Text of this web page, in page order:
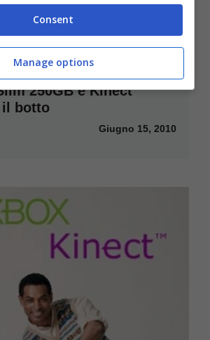
250GB e Kinect
il botto
Giugno 15, 2010
Consent
Manage options